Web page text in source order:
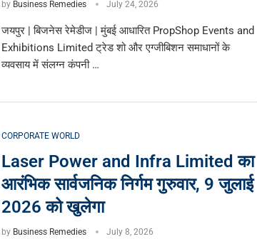
by Business Remedies July 24, 2026
जयपुर | बिजनेस रेमेडीज | मुंबई आधारित PropShop Events and
Exhibitions Limited ट्रेड शो और एग्जीबिशन समाधानों के
व्यवसाय में संलग्न कंपनी …
CORPORATE WORLD
Laser Power and Infra Limited का
आरंभिक सार्वजनिक निर्गम गुरुवार, 9 जुलाई
2026 को खुलेगा
by Business Remedies July 8, 2026